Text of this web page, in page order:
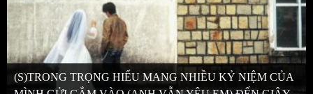
(S)TRONG TRỌNG HIẾU MANG NHIỀU KỶ NIỆM CỦA